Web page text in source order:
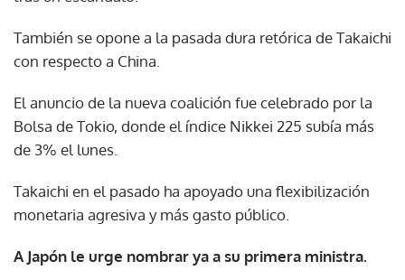
También se opone a la pasada dura retórica de Takaichi
con respecto a China.
El anuncio de la nueva coalición fue celebrado por la
Bolsa de Tokio, donde el índice Nikkei 225 subía más
de 3% el lunes.
Takaichi en el pasado ha apoyado una flexibilización
monetaria agresiva y más gasto público.
A Japón le urge nombrar ya a su primera ministra.